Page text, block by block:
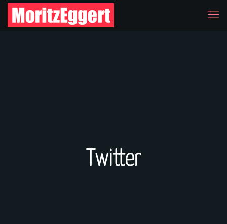
Twitter